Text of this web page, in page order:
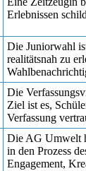
Erlebnissen
Die Juniorwahl
realitätsnah zu
Die
Ziel ist es,
Verfassung
Die AG Umwelt
in den Prozess
Engagement,